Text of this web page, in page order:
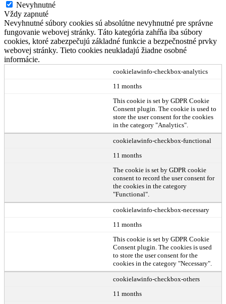
Nevyhnutné
Vždy zapnuté
Nevyhnutné súbory cookies sú absolútne nevyhnutné pre správne
fungovanie webovej stránky. Táto kategória zahŕňa iba súbory
cookies, ktoré zabezpečujú základné funkcie a bezpečnostné prvky
webovej stránky. Tieto cookies neukladajú žiadne osobné
informácie.
cookielawinfo-checkbox-analytics
11 months
This cookie is set by GDPR Cookie
Consent plugin. The cookie is used to
store the user consent for the cookies
in the category "Analytics".
cookielawinfo-checkbox-functional
11 months
The cookie is set by GDPR cookie
consent to record the user consent for
the cookies in the category
"Functional".
cookielawinfo-checkbox-necessary
11 months
This cookie is set by GDPR Cookie
Consent plugin. The cookies is used
to store the user consent for the
cookies in the category "Necessary".
cookielawinfo-checkbox-others
11 months